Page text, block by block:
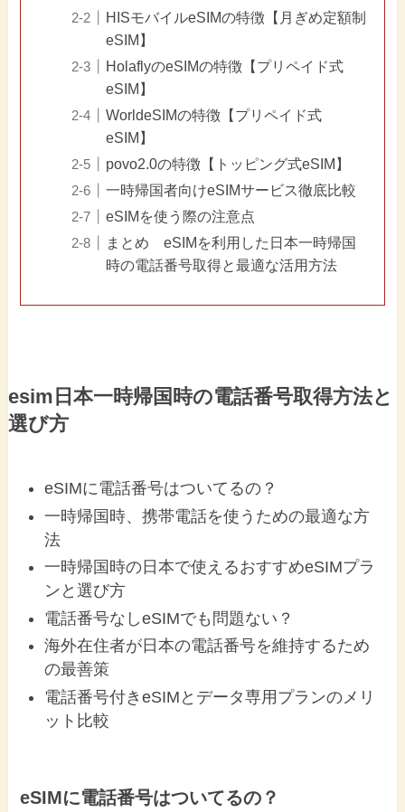
HISモバイルeSIMの特徴【月ぎめ定額制
eSIM】
HolaflyのeSIMの特徴【プリペイド式
eSIM】
WorldeSIMの特徴【プリペイド式
eSIM】
povo2.0の特徴【トッピング式eSIM】
一時帰国者向けeSIMサービス徹底比較
eSIMを使う際の注意点
まとめ eSIMを利用した日本一時帰国
時の電話番号取得と最適な活用方法
esim日本一時帰国時の電話番号取得方法と
選び方
eSIMに電話番号はついてるの？
一時帰国時、携帯電話を使うための最適な方
法
一時帰国時の日本で使えるおすすめeSIMプラ
ンと選び方
電話番号なしeSIMでも問題ない？
海外在住者が日本の電話番号を維持するため
の最善策
電話番号付きeSIMとデータ専用プランのメリ
ット比較
eSIMに電話番号はついてるの？